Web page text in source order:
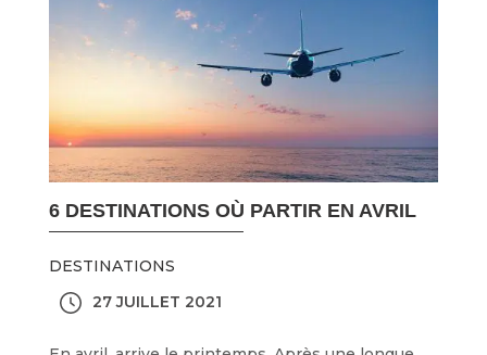
6 DESTINATIONS OÙ PARTIR EN AVRIL
DESTINATIONS
27 JUILLET 2021